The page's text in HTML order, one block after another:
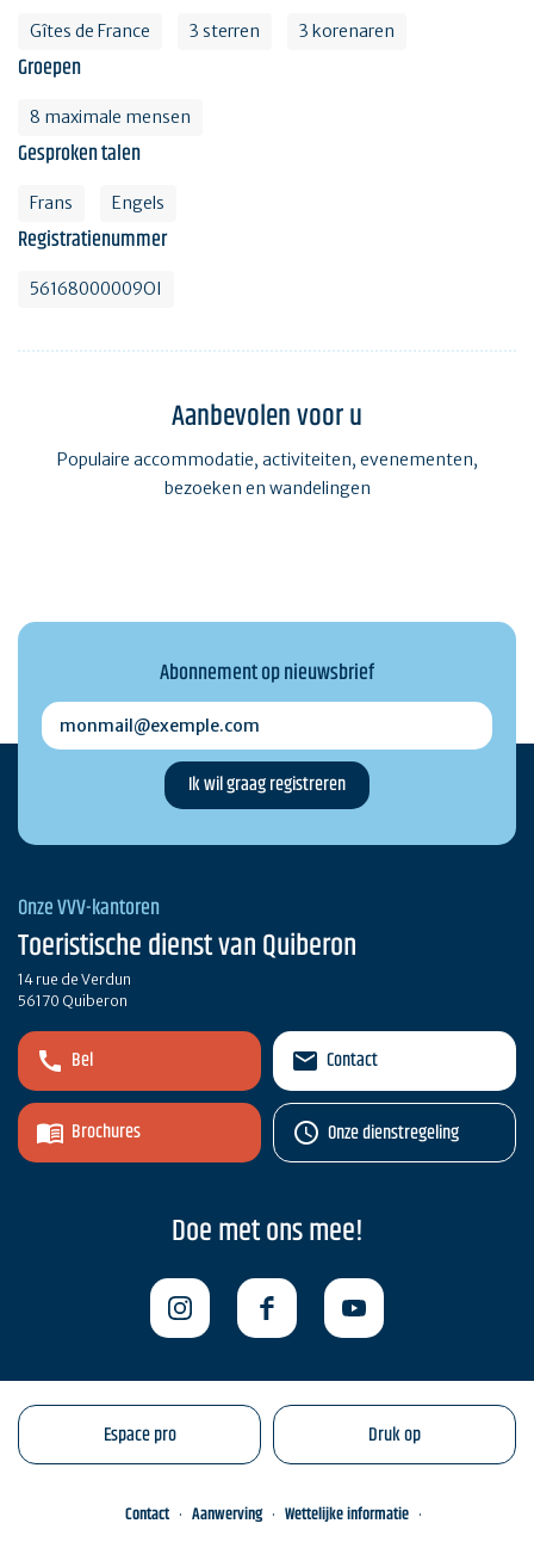
Gîtes de France 3 sterren 3 korenaren
Groepen
8 maximale mensen
Gesproken talen
Frans Engels
Registratienummer
56168000009OI
Aanbevolen voor u
Populaire accommodatie, activiteiten, evenementen,
bezoeken en wandelingen
Abonnement op nieuwsbrief
monmail@exemple.com
Onze VVV-kantoren
Toeristische dienst van Quiberon
14 rue de Verdun
56170 Quiberon
Bel
Brochures
Contact
Onze dienstregeling
Doe met ons mee!
Espace pro Druk op
Contact Aanwerving Wettelijke informatie